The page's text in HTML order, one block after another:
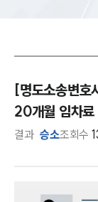
[명도소송변호
20개월 임차료
결과 승소조회수